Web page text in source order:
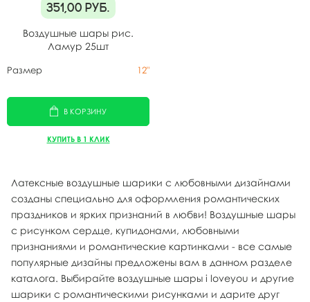
351,00 руб.
Воздушные шары рис.
Ламур 25шт
Размер 12"
В КОРЗИНУ
КУПИТЬ В 1 КЛИК
Латексные воздушные шарики с любовными дизайнами
созданы специально для оформления романтических
праздников и ярких признаний в любви! Воздушные шары
с рисунком сердце, купидонами, любовными
признаниями и романтические картинками - все самые
популярные дизайны предложены вам в данном разделе
каталога. Выбирайте воздушные шары i loveyou и другие
шарики с романтическими рисунками и дарите друг